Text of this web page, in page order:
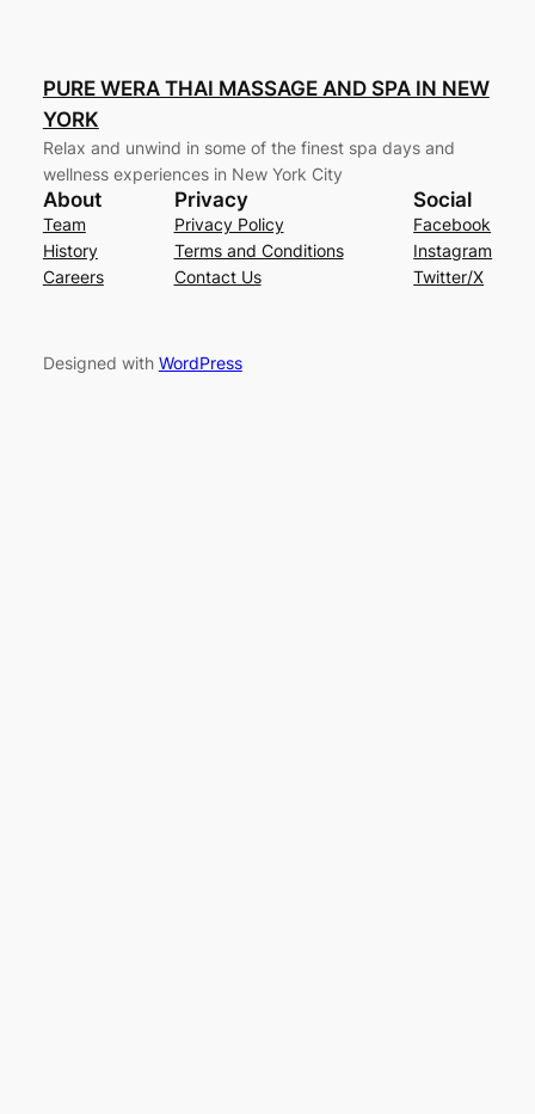
PURE WERA THAI MASSAGE AND SPA IN NEW
YORK
Relax and unwind in some of the finest spa days and
wellness experiences in New York City
About
Team
History
Careers
Privacy
Privacy Policy
Terms and Conditions
Contact Us
Social
Facebook
Instagram
Twitter/X
Designed with WordPress